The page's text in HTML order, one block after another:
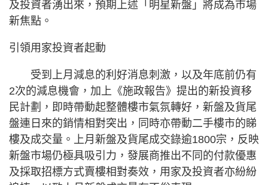
及投資者湧出來，預期上述「明星新盤」將成為市場
新焦點。
引領用家投資者起動
受到上月減息的利好消息刺激，以及年底前仍有
2次的減息機會，加上《施政報告》提出的新投資移
民計劃，即時帶動起整體樓市氣氛轉好，新盤及貨尾
盤連日來的銷情相對突出，同時亦帶動二手樓市的睇
樓及成交量。上月新盤及貨尾成交錄逾1800宗，反映
新盤市場仍極具吸引力，發展商推出不同的付款優惠
及採取招標方式賣樓相對奏效，用家及投資者亦紛紛